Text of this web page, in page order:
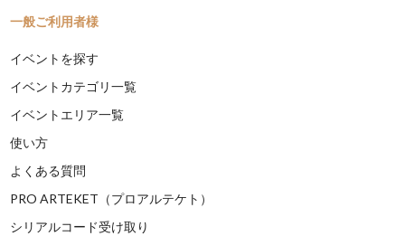
一般ご利用者様
イベントを探す
イベントカテゴリ一覧
イベントエリア一覧
使い方
よくある質問
PRO ARTEKET（プロアルテケト）
シリアルコード受け取り